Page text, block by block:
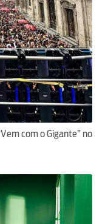
com o Gigante” no